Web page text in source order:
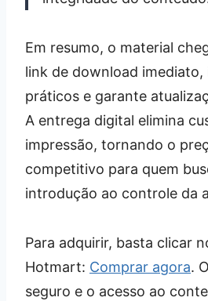
Em resumo, o material
link de download imediato,
práticos e garante
A entrega digital elimina
impressão, tornando o
competitivo para quem
introdução ao controle da
Para adquirir, basta clicar
Hotmart: Comprar agora.
seguro e o acesso ao